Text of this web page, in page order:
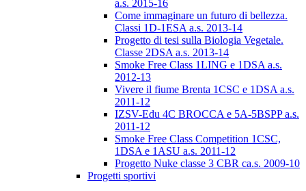
a.s. 2015-16
Come immaginare un futuro di bellezza.
Classi 1D-1ESA a.s. 2013-14
Progetto di tesi sulla Biologia Vegetale.
Classe 2DSA a.s. 2013-14
Smoke Free Class 1LING e 1DSA a.s.
2012-13
Vivere il fiume Brenta 1CSC e 1DSA a.s.
2011-12
IZSV-Edu 4C BROCCA e 5A-5BSPP a.s.
2011-12
Smoke Free Class Competition 1CSC,
1DSA e 1ASU a.s. 2011-12
Progetto Nuke classe 3 CBR ca.s. 2009-10
Progetti sportivi